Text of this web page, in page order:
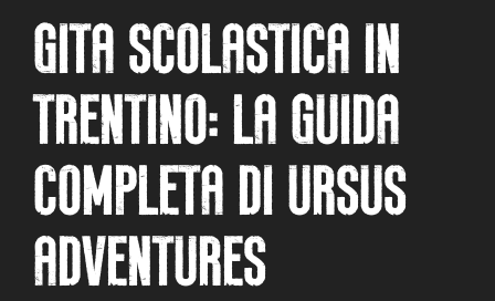
GITA SCOLASTICA IN
TRENTINO: LA GUIDA
COMPLETA DI URSUS
ADVENTURES